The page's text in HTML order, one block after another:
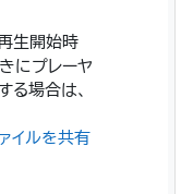
生開始時
にプレーヤ
る場合は、
イルを共有